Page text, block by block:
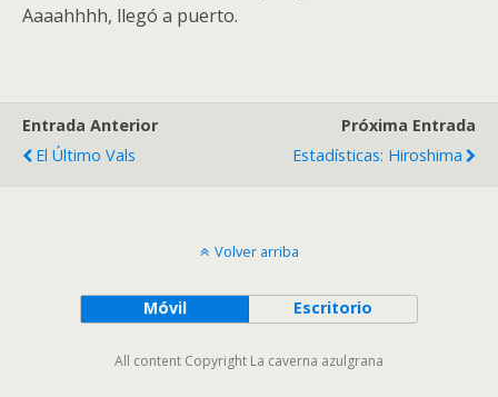
Aaaahhhh, llegó a puerto.
Entrada Anterior
El Último Vals
Próxima Entrada
Estadísticas: Hiroshima
Volver arriba
Móvil Escritorio
All content Copyright La caverna azulgrana